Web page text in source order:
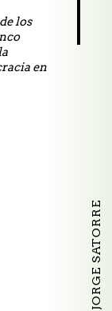
los
en
JORGE SATORRE